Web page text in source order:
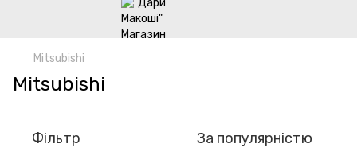
Mitsubishi
Mitsubishi
Фільтр За популярністю